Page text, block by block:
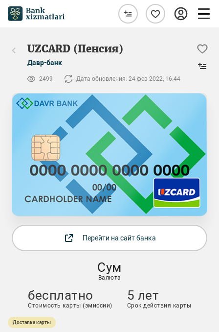
UZCARD (Пенсия)
Давр-банк
2499 Дата обновления: 24 фев 2022, 16:44
Перейти на сайт банка
Сум
Валюта
бесплатно
Стоимость карты (эмиссии)
5 лет
Срок действия карты
Доставка карты